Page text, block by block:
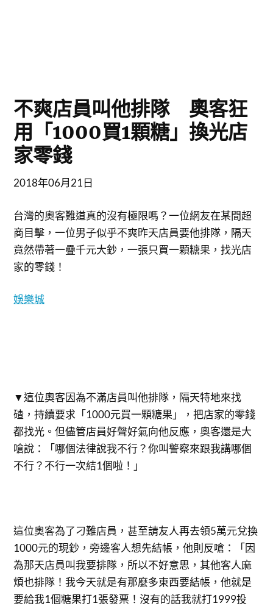
不爽店員叫他排隊 奧客狂
用「1000買1顆糖」換光店
家零錢
2018年06月21日
台灣的奧客難道真的沒有極限嗎？一位網友在某間超
商目擊，一位男子似乎不爽昨天店員要他排隊，隔天
竟然帶著一疊千元大鈔，一張只買一顆糖果，找光店
家的零錢！
娛樂城
▼這位奧客因為不滿店員叫他排隊，隔天特地來找
碴，持續要求「1000元買一顆糖果」，把店家的零錢
都找光。但儘管店員好聲好氣向他反應，奧客還是大
嗆說：「哪個法律說我不行？你叫警察來跟我講哪個
不行？不行一次結1個啦！」
這位奧客為了刁難店員，甚至請友人再去領5萬元兌換
1000元的現鈔，旁邊客人想先結帳，他則反嗆：「因
為那天店員叫我要排隊，所以不好意思，其他客人麻
煩也排隊！我今天就是有那麼多東西要結帳，他就是
要給我1個糖果打1張發票！沒有的話我就打1999投